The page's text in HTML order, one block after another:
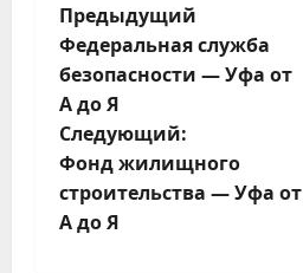
Н
а
в
и
г
а
ц
и
Предыдущий
Федеральная служба
безопасности — Уфа от
А до Я
Следующий:
Фонд жилищного
строительства — Уфа от
А до Я